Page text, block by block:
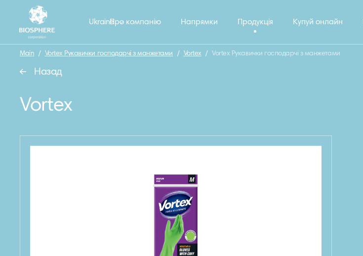
Про компанію Напрямки Продукція Купуй онлайн
Ukraine
Main / Vortex Рукавички господарчі з манжетами / Vortex / Vortex Рукавички господарчі з манжетами
Назад
Vortex